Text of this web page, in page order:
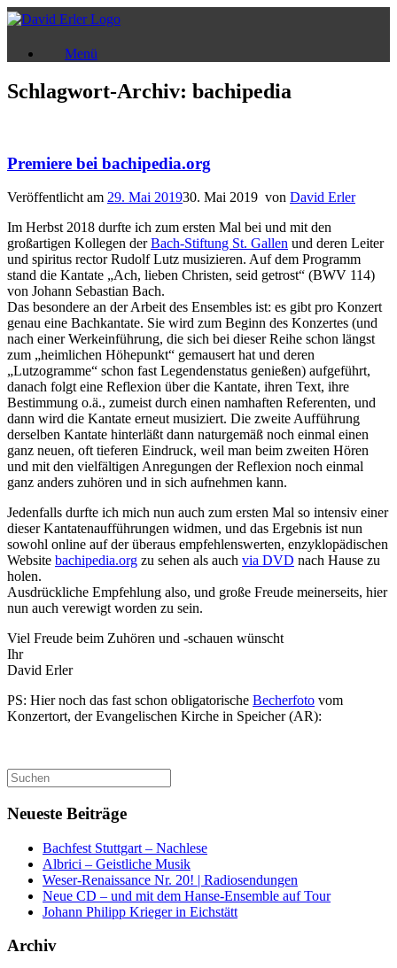
Zum
Inhalt
Menü
Schlagwort-Archiv: bachipedia
Premiere bei bachipedia.org
Veröffentlicht am 29. Mai 201930. Mai 2019 von David Erler
Im Herbst 2018 durfte ich zum ersten Mal bei und mit den
großartigen Kollegen derBach-Stiftung St. Gallen und deren Leiter
und spiritus rector Rudolf Lutz musizieren. Auf dem Programm
stand die Kantate „Ach, lieben Christen, seid getrost“ (BWV 114)
von Johann Sebastian Bach.
Das besondere an der Arbeit des Ensembles ist: es gibt pro Konzert
genau eine Bachkantate. Sie wird zum Beginn des Konzertes (und
nach einer Werkeinführung, die sich bei dieser Reihe schon längst
zum „heimlichen Höhepunkt“ gemausert hat und deren
„Lutzogramme“ schon fast Legendenstatus genießen) aufgeführt,
danach folgt eine Reflexion über die Kantate, ihren Text, ihre
Bestimmung o.ä., zumeist durch einen namhaften Referenten, und
dann wird die Kantate erneut musiziert. Die zweite Aufführung
derselben Kantate hinterläßt dann naturgemäß noch einmal einen
ganz neuen, oft tieferen Eindruck, weil man beim zweiten Hören
und mit den vielfältigen Anregungen der Reflexion noch einmal
ganz anders zuhören und in sich aufnehmen kann.
Jedenfalls durfte ich mich nun auch zum ersten Mal so intensiv einer
dieser Kantatenaufführungen widmen, und das Ergebnis ist nun
sowohl online auf der überaus empfehlenswerten, enzyklopädischen
Website bachipedia.org zu sehen als auch via DVD nach Hause zu
holen.
Ausdrückliche Empfehlung also, und große Freude meinerseits, hier
nun auch verewigt worden zu sein.
Viel Freude beim Zuhören und -schauen wünscht
Ihr
David Erler
PS: Hier noch das fast schon obligatorische Becherfoto vom
Konzertort, der Evangelischen Kirche in Speicher (AR):
Suchen
nach:
Neueste Beiträge
Bachfest Stuttgart – Nachlese
Albrici – Geistliche Musik
Weser-Renaissance Nr. 20! | Radiosendungen
Neue CD – und mit dem Hanse-Ensemble auf Tour
Johann Philipp Krieger in Eichstätt
Archiv